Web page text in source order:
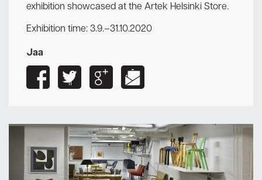
exhibition showcased at the Artek Helsinki Store.
Exhibition time: 3.9.–31.10.2020
Jaa